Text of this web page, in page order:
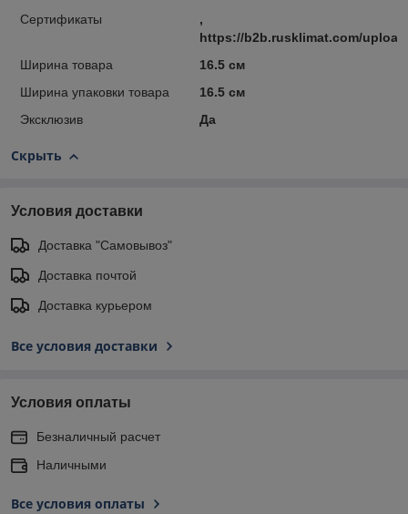
Сертификаты
,
https://b2b.rusklimat.com/
Ширина товара
16.5 см
Ширина упаковки товара
16.5 см
Эксклюзив
Да
Скрыть
Условия доставки
Доставка "Самовывоз"
Доставка почтой
Доставка курьером
Все условия доставки
Условия оплаты
Безналичный расчет
Наличными
Все условия оплаты